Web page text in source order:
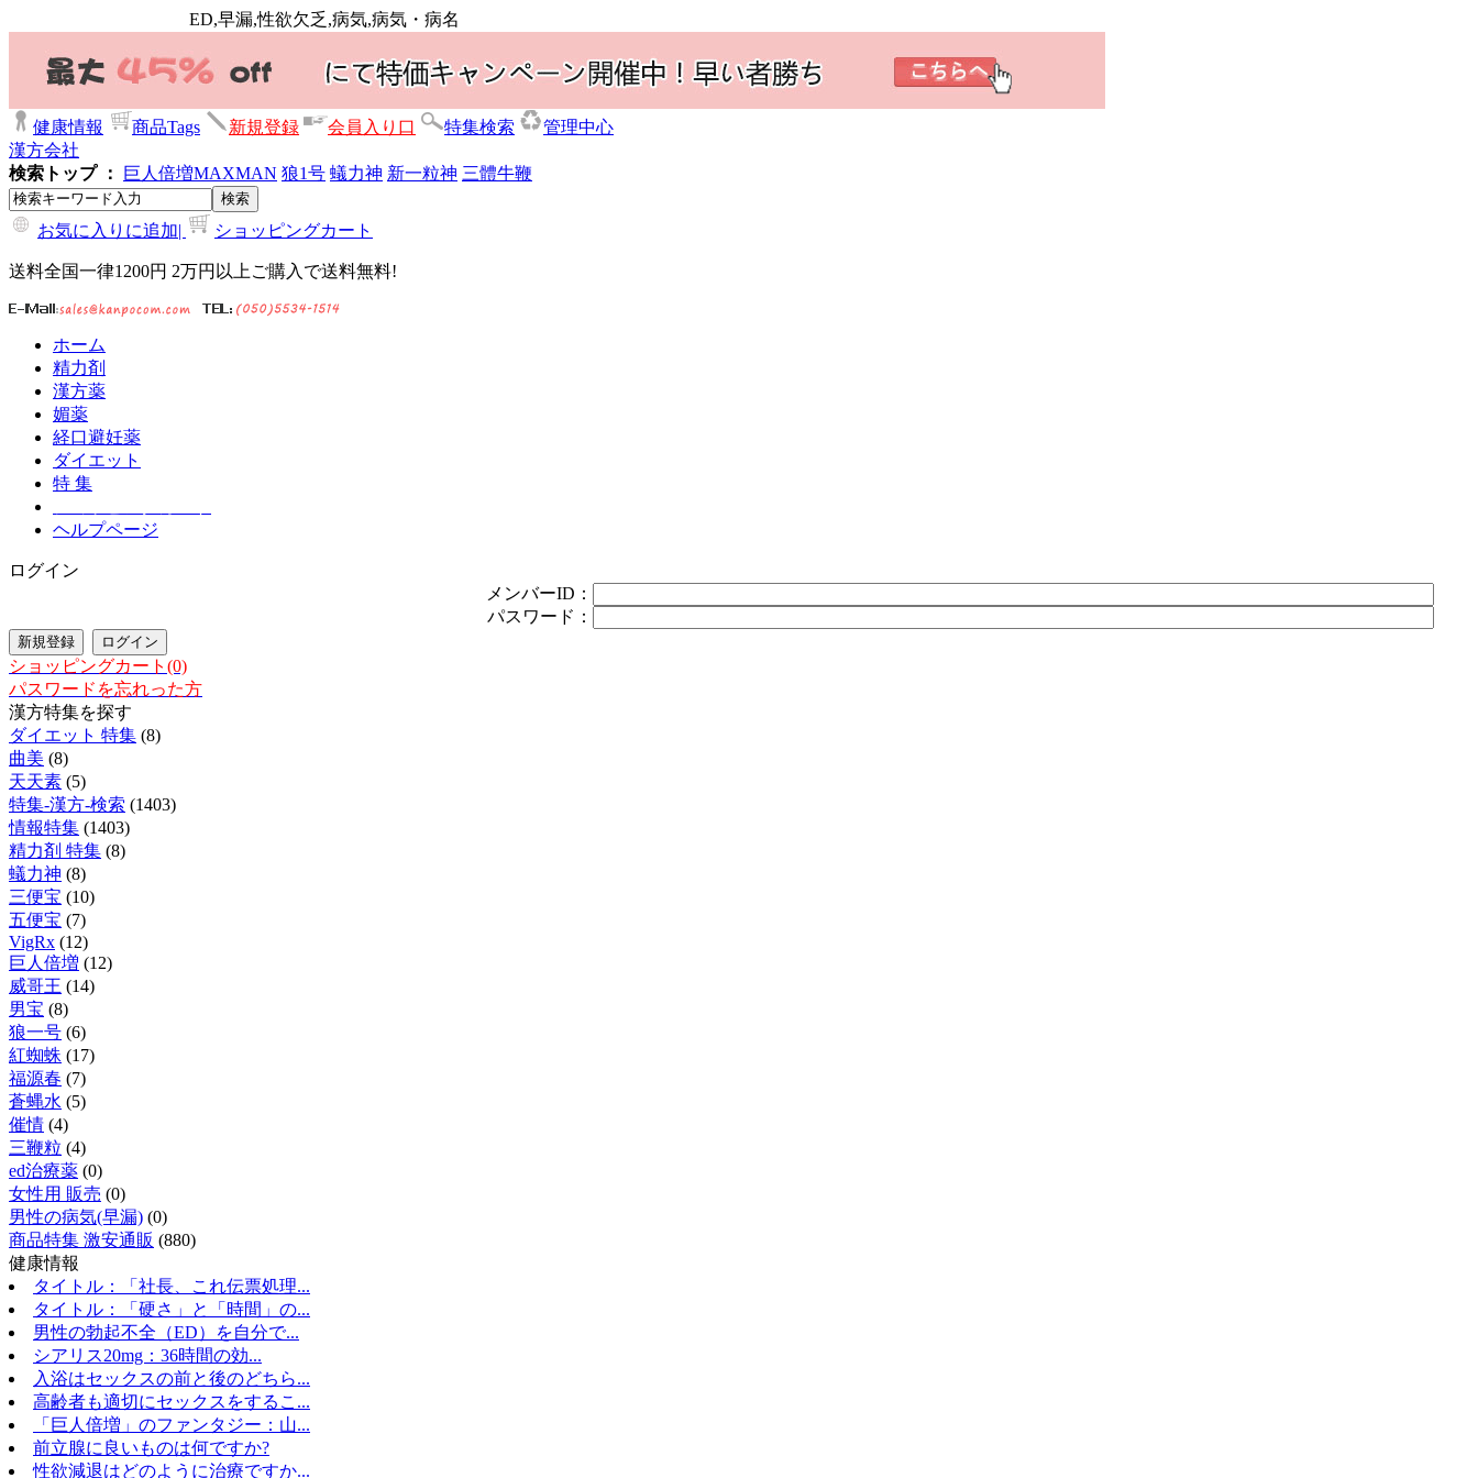
ED,早漏,性欲欠乏,病気,病気・病名
健康情報 商品Tags 新規登録 会員入り口 特集検索
管理中心
漢方会社
検索トップ ：
巨人倍増MAXMAN 狼1号 蟻力神 新一粒神 三體牛鞭
お気に入りに追加| ショッピングカート
送料全国一律1200円 2万円以上ご購入で送料無料!
ホーム
精力剤
漢方薬
媚薬
経口避妊薬
ダイエット
特 集
ヘルプページ
ログイン
メンバーID：
パスワード：
ショッピングカート(0)
パスワードを忘れった方
漢方特集を探す
ダイエット 特集 (8)
曲美 (8)
天天素 (5)
特集-漢方-検索 (1403)
情報特集 (1403)
精力剤 特集 (8)
蟻力神 (8)
三便宝 (10)
五便宝 (7)
VigRx (12)
巨人倍増 (12)
威哥王 (14)
男宝 (8)
狼一号 (6)
紅蜘蛛 (17)
福源春 (7)
蒼蝿水 (5)
催情 (4)
三鞭粒 (4)
ed治療薬 (0)
女性用 販売 (0)
男性の病気(早漏) (0)
商品特集 激安通販 (880)
健康情報
タイトル：「社長、これ伝票処理...
タイトル：「硬さ」と「時間」の...
男性の勃起不全（ED）を自分で...
シアリス20mg：36時間の効...
入浴はセックスの前と後のどちら...
高齢者も適切にセックスをするこ...
「巨人倍増」のファンタジー：山...
前立腺に良いものは何ですか?
性欲減退はどのように治療ですか...